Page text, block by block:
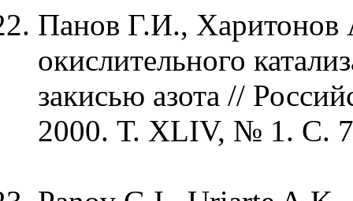
Панов Г.И., Харитонов
окислительного
закисью азота //
2000. Т. XLIV, № 1. С.